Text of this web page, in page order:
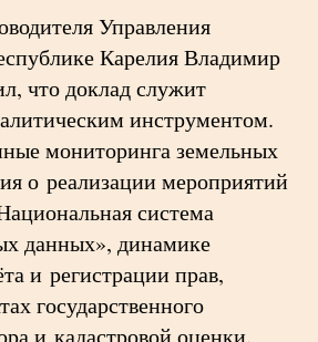
Управления
Карелия Владимир
что доклад служит
инструментом.
мониторинга земельных
о реализации мероприятий
система
данных», динамике
и регистрации прав,
государственного
и кадастровой оценки.